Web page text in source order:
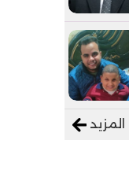
المزيد